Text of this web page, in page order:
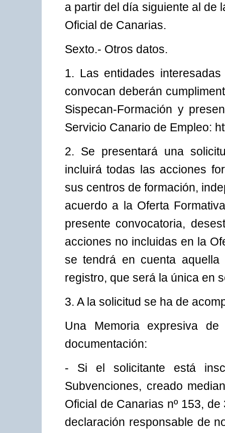
a partir del día siguiente al de
Oficial de Canarias.
Sexto.- Otros datos.
1. Las entidades
convocan deberán
Sispecan-Formación y
Servicio Canario de Empleo:
2. Se presentará una
incluirá todas las acciones
sus centros de formación,
acuerdo a la Oferta
presente convocatoria,
acciones no incluidas en la
se tendrá en cuenta
registro, que será la única en
3. A la solicitud se ha de
Una Memoria expresiva
documentación:
- Si el solicitante está
Subvenciones, creado
Oficial de Canarias nº 153,
declaración responsable de